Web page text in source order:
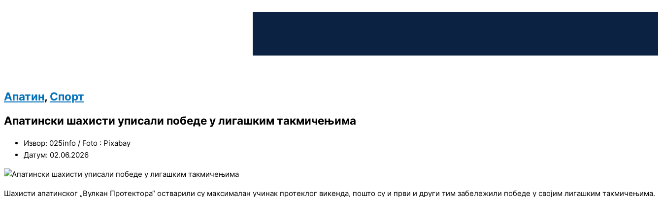
Апатин, Спорт
Апатински шахисти уписали победе у лигашким такмичењима
Извор: 025info / Foto : Pixabay
Датум: 02.06.2026
Шахисти апатинског „Вулкан Протектора“ остварили су максималан учинак протеклог викенда, пошто су и први и други тим забележили победе у својим лигашким такмичењима.